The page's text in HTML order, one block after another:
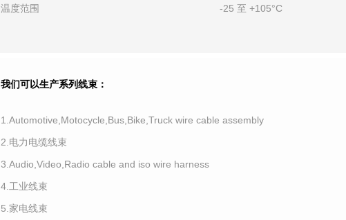
温度范围
-25 至 +105°C
我们可以生产系列线束：
1.Automotive,Motocycle,Bus,Bike,Truck wire cable assembly
2.电力电缆线束
3.Audio,Video,Radio cable and iso wire harness
4.工业线束
5.家电线束